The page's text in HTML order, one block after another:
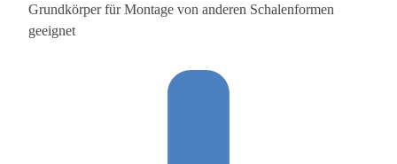
Grundkörper für Montage von anderen Schalenformen
geeignet